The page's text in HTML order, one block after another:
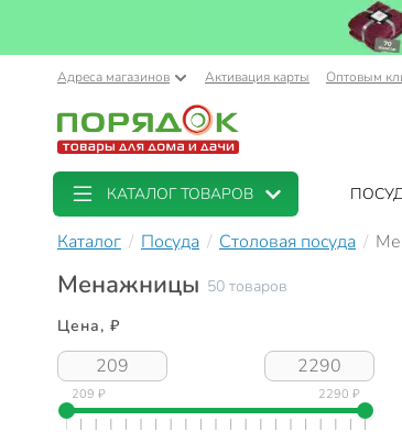
Адреса магазинов Активация карты Оптовым
КАТАЛОГ ТОВАРОВ
Каталог Посуда Столовая посуда
Менажницы 50 товаров
Цена, ₽
209 ₽ 2290 ₽